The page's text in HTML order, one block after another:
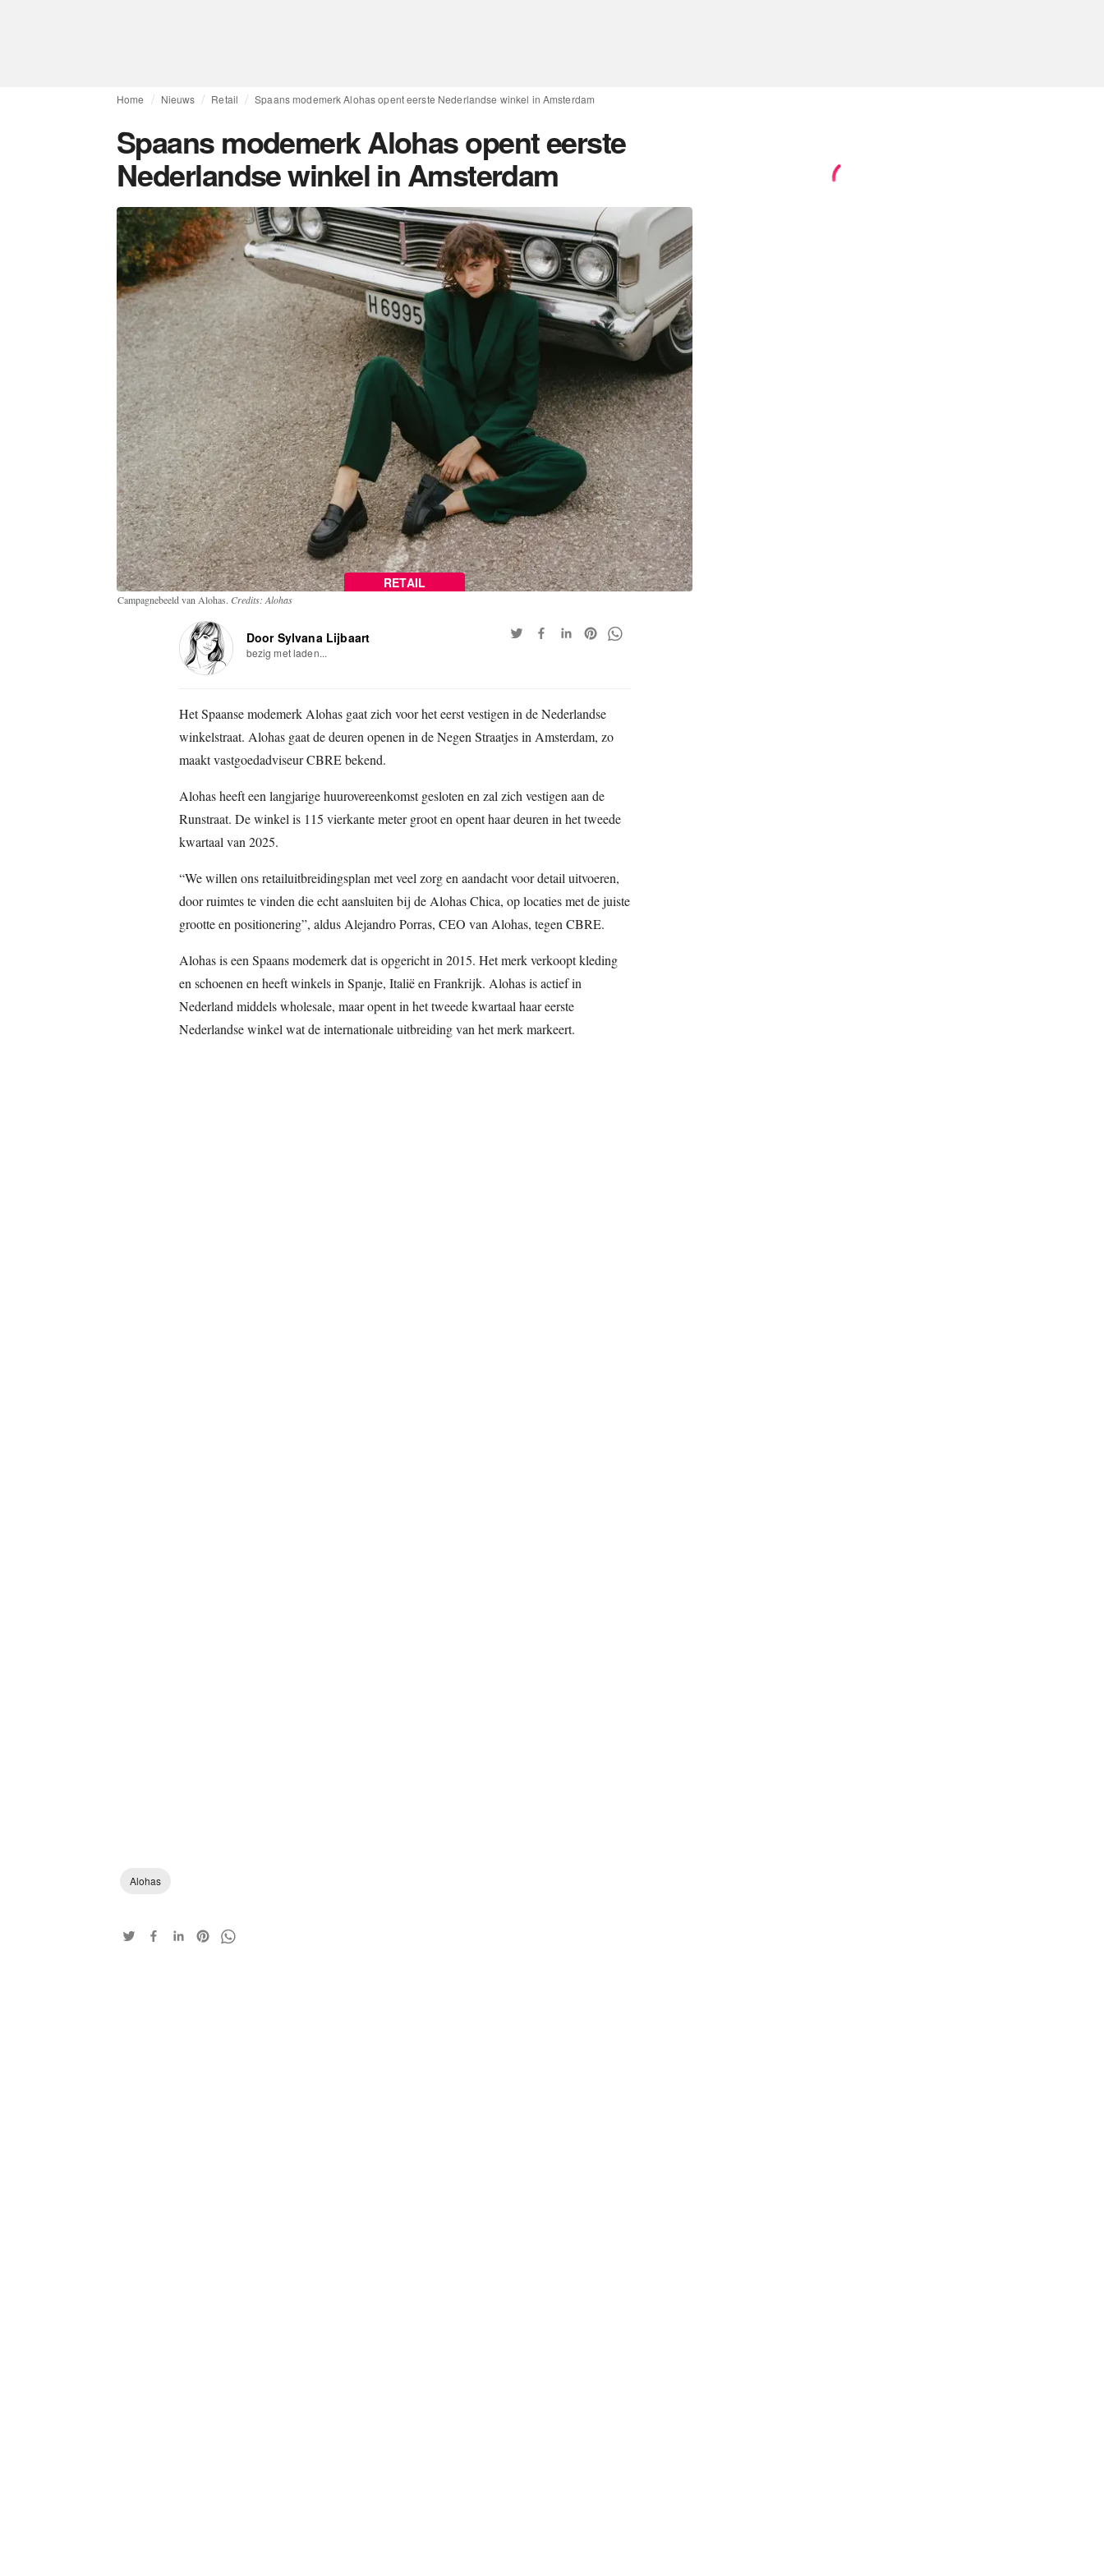
Home Nieuws Retail Spaans modemerk Alohas opent eerste Nederlandse winkel in Amsterdam
Spaans modemerk Alohas opent eerste
Nederlandse winkel in Amsterdam
RETAIL
Campagnebeeld van Alohas. Credits: Alohas
Door Sylvana Lijbaart
bezig met laden...
Het Spaanse modemerk Alohas gaat zich voor het eerst vestigen in de Nederlandse
winkelstraat. Alohas gaat de deuren openen in de Negen Straatjes in Amsterdam, zo
maakt vastgoedadviseur CBRE bekend.
Alohas heeft een langjarige huurovereenkomst gesloten en zal zich vestigen aan de
Runstraat. De winkel is 115 vierkante meter groot en opent haar deuren in het tweede
kwartaal van 2025.
“We willen ons retailuitbreidingsplan met veel zorg en aandacht voor detail uitvoeren,
door ruimtes te vinden die echt aansluiten bij de Alohas Chica, op locaties met de juiste
grootte en positionering”, aldus Alejandro Porras, CEO van Alohas, tegen CBRE.
Alohas is een Spaans modemerk dat is opgericht in 2015. Het merk verkoopt kleding
en schoenen en heeft winkels in Spanje, Italië en Frankrijk. Alohas is actief in
Nederland middels wholesale, maar opent in het tweede kwartaal haar eerste
Nederlandse winkel wat de internationale uitbreiding van het merk markeert.
Alohas